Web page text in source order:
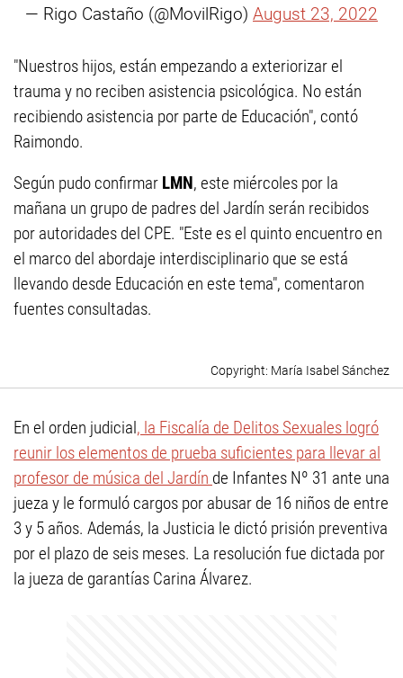
— Rigo Castaño (@MovilRigo) August 23, 2022
"Nuestros hijos, están empezando a exteriorizar el
trauma y no reciben asistencia psicológica. No están
recibiendo asistencia por parte de Educación", contó
Raimondo.
Según pudo confirmar LMN, este miércoles por la
mañana un grupo de padres del Jardín serán recibidos
por autoridades del CPE. "Este es el quinto encuentro en
el marco del abordaje interdisciplinario que se está
llevando desde Educación en este tema", comentaron
fuentes consultadas.
María Isabel Sánchez
En el orden judicial, la Fiscalía de Delitos Sexuales logró
reunir los elementos de prueba suficientes para llevar al
profesor de música del Jardín de Infantes Nº 31 ante una
jueza y le formuló cargos por abusar de 16 niños de entre
3 y 5 años. Además, la Justicia le dictó prisión preventiva
por el plazo de seis meses. La resolución fue dictada por
la jueza de garantías Carina Álvarez.